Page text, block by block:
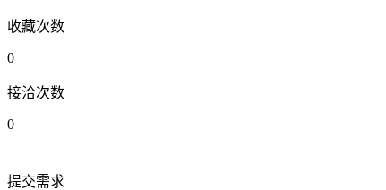
收藏次数
0
接洽次数
0
提交需求